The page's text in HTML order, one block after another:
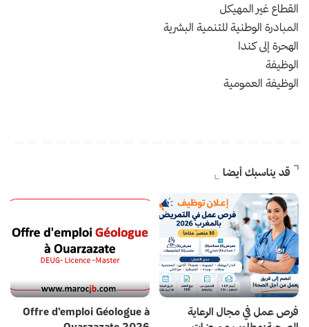
القطاع غير المهيكل
المبادرة الوطنية للتنمية البشرية
الهحرة إلى كندا
الوظيفة
الوظيفة العمومية
قد يناسبك أيضا
فرص عمل في مجال الرعاية
Offre d’emploi Géologue à